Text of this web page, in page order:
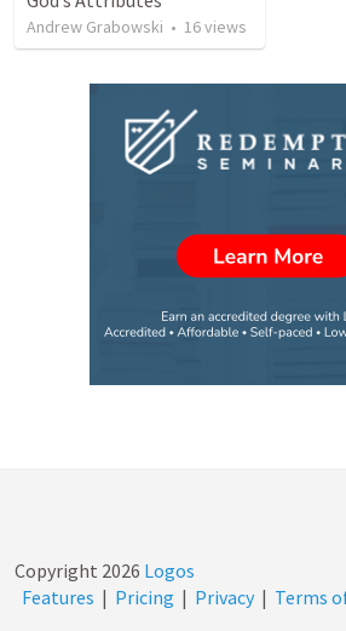
Andrew Grabowski • 16views
Copyright 2026 Logos
Features | Pricing | Privacy | Terms